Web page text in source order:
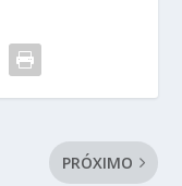
PRÓXIMO